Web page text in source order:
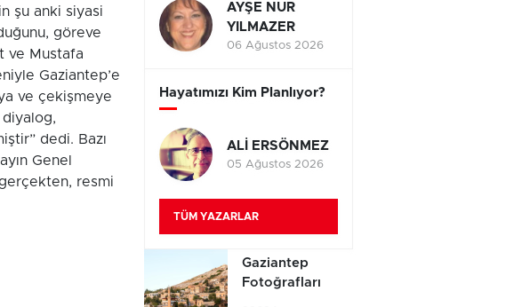
şu anki siyasi
göreve
ve Mustafa
Gaziantep’e
ve çekişmeye
dedi. Bazı
Genel
resmi
AYŞE NUR
YILMAZER
06 Ağustos 2026
Hayatımızı Kim Planlıyor?
ALİ ERSÖNMEZ
05 Ağustos 2026
TÜM YAZARLAR
Gaziantep
Fotoğrafları